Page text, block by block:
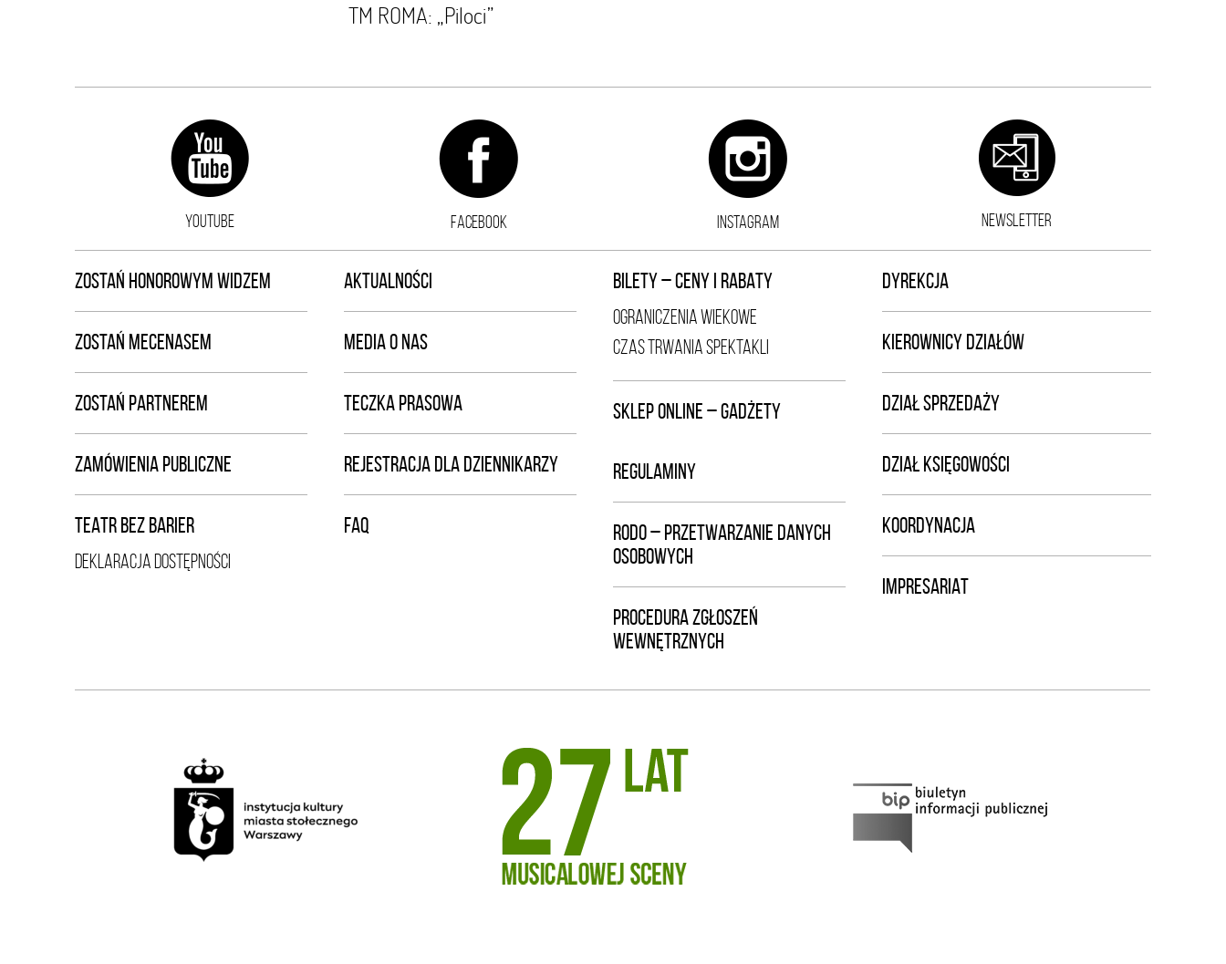
TM ROMA: „Piloci”
YOUTUBE FACEBOOK INSTAGRAM NEWSLETTER
ZOSTAŃ HONOROWYM WIDZEM
ZOSTAŃ MECENASEM
ZOSTAŃ PARTNEREM
ZAMÓWIENIA PUBLICZNE
TEATR BEZ BARIER
DEKLARACJA DOSTĘPNOŚCI
AKTUALNOŚCI
MEDIA O NAS
TECZKA PRASOWA
REJESTRACJA DLA DZIENNIKARZY
FAQ
BILETY – CENY I RABATY
OGRANICZENIA WIEKOWE
CZAS TRWANIA SPEKTAKLI
SKLEP ONLINE – GADŻETY
REGULAMINY
RODO – PRZETWARZANIE DANYCH
OSOBOWYCH
PROCEDURA ZGŁOSZEŃ
WEWNĘTRZNYCH
DYREKCJA
KIEROWNICY DZIAŁÓW
DZIAŁ SPRZEDAŻY
DZIAŁ KSIĘGOWOŚCI
KOORDYNACJA
IMPRESARIAT